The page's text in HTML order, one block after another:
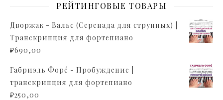
РЕЙТИНГОВЫЕ ТОВАРЫ
Дворжак - Вальс (Серенада для струнных) |
Транскрипция для фортепиано
₽690,00
Габриэль Форé - Пробуждение |
транскрипция для фортепиано
₽250,00